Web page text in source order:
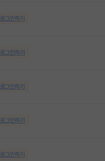
로그인하기
로그인하기
로그인하기
로그인하기
로그인하기